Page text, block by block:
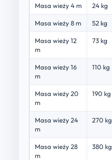
Masa wieży 4 m 24 kg
Masa wieży 8 m 52 kg
Masa wieży 12
m
73 kg
Masa wieży 16
m
110 kg
Masa wieży 20
m
190 kg
Masa wieży 24
m
270 kg
Masa wieży 28
m
380 kg